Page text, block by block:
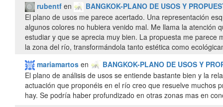
rubentf en
BANGKOK-PLANO DE USOS Y
El plano de usos me parece acertado. Una representación
algunos colores no hubiera venido mal. Me llama la atención
estudiar y que se aprecia muy bien. La propuesta me
la zona del río, transformándola tanto estética como
mariamartos en
BANGKOK-PLANO DE USOS Y
El plano de análisis de usos se entiende bastante bien y la
actuación que proponéis en el río creo que resuelve muchos
hay. Se podría haber profundizado en otras zonas mas en